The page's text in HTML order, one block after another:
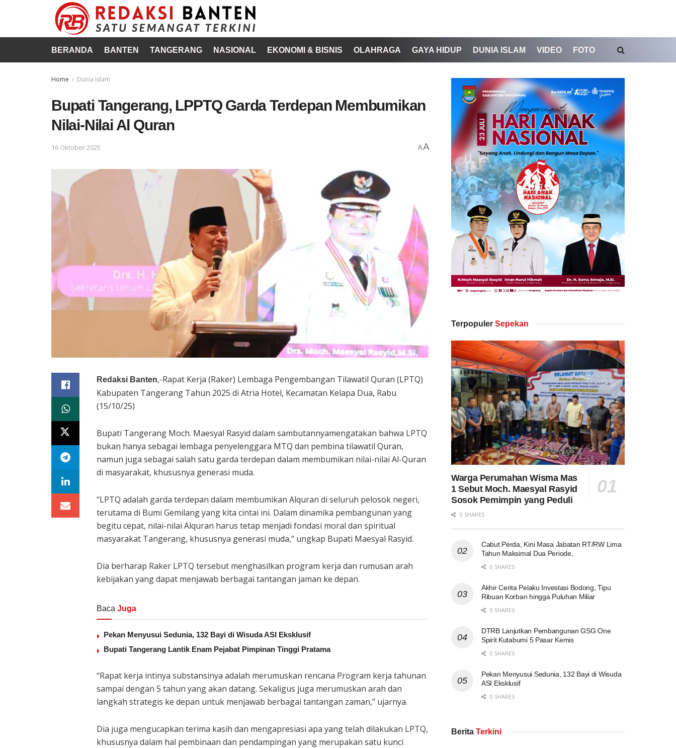
BERANDA BANTEN TANGERANG NASIONAL EKONOMI & BISNIS OLAHRAGA GAYA HIDUP DUNIA ISLAM VIDEO FOTO
Home Dunia Islam
Bupati Tangerang, LPPTQ Garda Terdepan Membumikan
Nilai-Nilai Al Quran
16 Oktober 2025 AA
Redaksi Banten,-Rapat Kerja (Raker) Lembaga Pengembangan Tilawatil Quran (LPTQ)
Kabupaten Tangerang Tahun 2025 di Atria Hotel, Kecamatan Kelapa Dua, Rabu
(15/10/25)
Bupati Tangerang Moch. Maesyal Rasyid dalam sambutannyamengatakan bahwa LPTQ
bukan hanya sebagai lembaga penyelenggara MTQ dan pembina tilawatil Quran,
namun juga sebagai salah satu garda terdepan dalam membumikan nilai-nilai Al-Quran
di masyarakat, khususnya generasi muda.
“LPTQ adalah garda terdepan dalam membumikan Alquran di seluruh pelosok negeri,
terutama di Bumi Gemilang yang kita cintai ini. Dalam dinamika pembangunan yang
begitu cepat, nilai-nilai Alquran harus tetap menjadi fondasi moral dan spiritual
masyarakat Tangerang, khususnya generasi muda,” ungkap Bupati Maesyal Rasyid.
Dia berharap Raker LPTQ tersebut menghasilkan program kerja dan rumusan arah
kebijakan yang dapat menjawab berbagai tantangan jaman ke depan.
Baca Juga
Pekan Menyusui Sedunia, 132 Bayi di Wisuda ASI Eksklusif
Bupati Tangerang Lantik Enam Pejabat Pimpinan Tinggi Pratama
“Rapat kerja intinya substansinya adalah merumuskan rencana Program kerja tahunan
sampai dengan 5 tahun yang akan datang. Sekaligus juga merumuskan arah dan
langkah strategis ke depan untuk menjawab berbagai tantangan zaman,” ujarnya.
Dia juga mengucapkan terima kasih dan mengapresiasi apa yang telah dilakukan LPTQ,
khususnya dalam hal pembinaan dan pendampingan yang merupakan satu kunci
Terpopuler Sepekan
Warga Perumahan Wisma Mas
1 Sebut Moch. Maesyal Rasyid
Sosok Pemimpin yang Peduli
0 SHARES
Cabut Perda, Kini Masa Jabatan RT/RW Lima
Tahun Maksimal Dua Periode,
0 SHARES
Akhir Cerita Pelaku Investasi Bodong, Tipu
Ribuan Korban hingga Puluhan Miliar
0 SHARES
DTRB Lanjutkan Pembangunan GSG One
Spirit Kutabumi 5 Pasar Kemis
0 SHARES
Pekan Menyusui Sedunia, 132 Bayi di Wisuda
ASI Eksklusif
0 SHARES
Berita Terkini